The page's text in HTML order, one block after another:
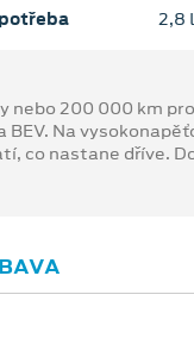
2,8
nebo 200 000 km
BEV. Na
co nastane dříve.